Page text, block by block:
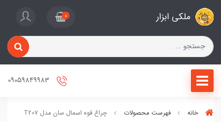
ملکی ابزار 0
خانه فهرست محصولات چراغ قوه اسمال سان مدل T207